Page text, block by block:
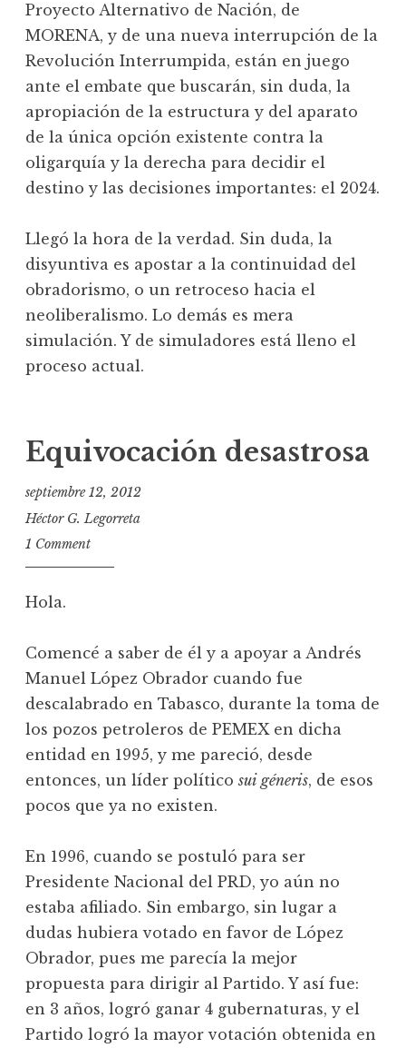
Proyecto Alternativo de Nación, de
MORENA, y de una nueva interrupción de la
Revolución Interrumpida, están en juego
ante el embate que buscarán, sin duda, la
apropiación de la estructura y del aparato
de la única opción existente contra la
oligarquía y la derecha para decidir el
destino y las decisiones importantes: el 2024.
Llegó la hora de la verdad. Sin duda, la
disyuntiva es apostar a la continuidad del
obradorismo, o un retroceso hacia el
neoliberalismo. Lo demás es mera
simulación. Y de simuladores está lleno el
proceso actual.
Equivocación desastrosa
septiembre 12, 2012
Héctor G. Legorreta
1 Comment
Hola.
Comencé a saber de él y a apoyar a Andrés
Manuel López Obrador cuando fue
descalabrado en Tabasco, durante la toma de
los pozos petroleros de PEMEX en dicha
entidad en 1995, y me pareció, desde
entonces, un líder políticosui géneris, de esos
pocos que ya no existen.
En 1996, cuando se postuló para ser
Presidente Nacional del PRD, yo aún no
estaba afiliado. Sin embargo, sin lugar a
dudas hubiera votado en favor de López
Obrador, pues me parecía la mejor
propuesta para dirigir al Partido. Y así fue:
en 3 años, logró ganar 4 gubernaturas, y el
Partido logró la mayor votación obtenida en